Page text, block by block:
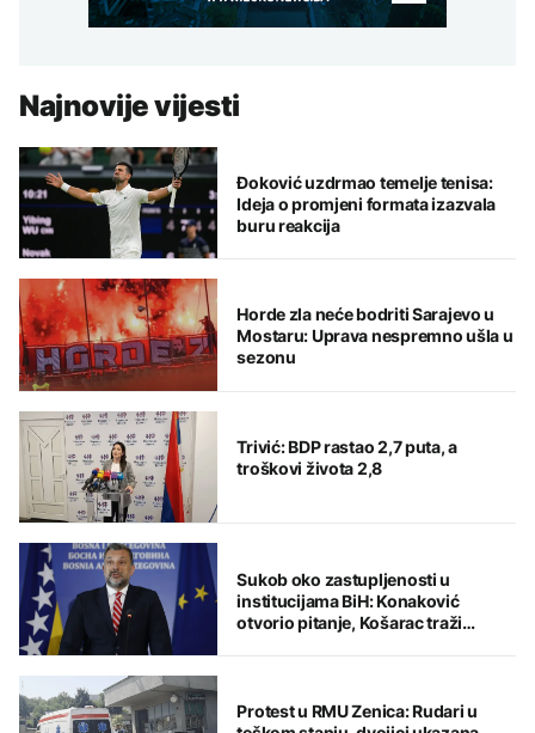
Najnovije vijesti
Đoković uzdrmao temelje tenisa:
Ideja o promjeni formata izazvala
buru reakcija
Horde zla neće bodriti Sarajevo u
Mostaru: Uprava nespremno ušla u
sezonu
Trivić: BDP rastao 2,7 puta, a
troškovi života 2,8
Sukob oko zastupljenosti u
institucijama BiH: Konaković
otvorio pitanje, Košarac traži
Protest u RMU Zenica: Rudari u